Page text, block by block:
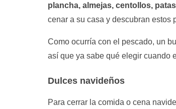
plancha, almejas, centollos,
cenar a su casa y descubran estos
Como ocurría con el pescado, un
así que ya sabe qué elegir cuando
Dulces navideños
Para cerrar la comida o cena